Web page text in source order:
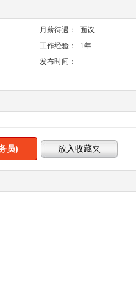
月薪待遇：
面议
工作经验：
1年
发布时间：
员)